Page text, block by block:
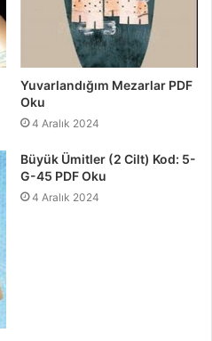
Yuvarlandığım Mezarlar PDF
Oku
4 Aralık 2024
Büyük Ümitler (2 Cilt) Kod: 5-
G-45 PDF Oku
4 Aralık 2024